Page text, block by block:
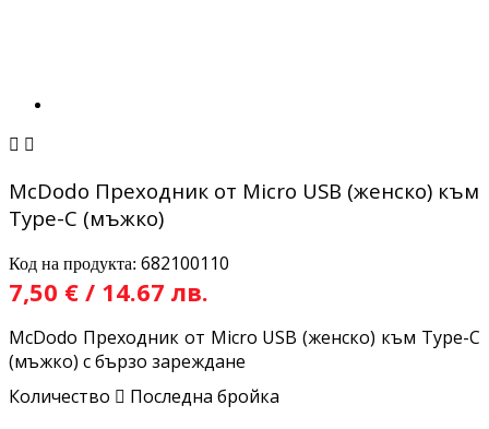
 
McDodo Преходник от Micro USB (женско) към
Type-C (мъжко)
Код на продукта: 682100110
7,50 € / 14.67 лв.
McDodo Преходник от Micro USB (женско) към Type-C
(мъжко) с бързо зареждане
Количество  Последна бройка